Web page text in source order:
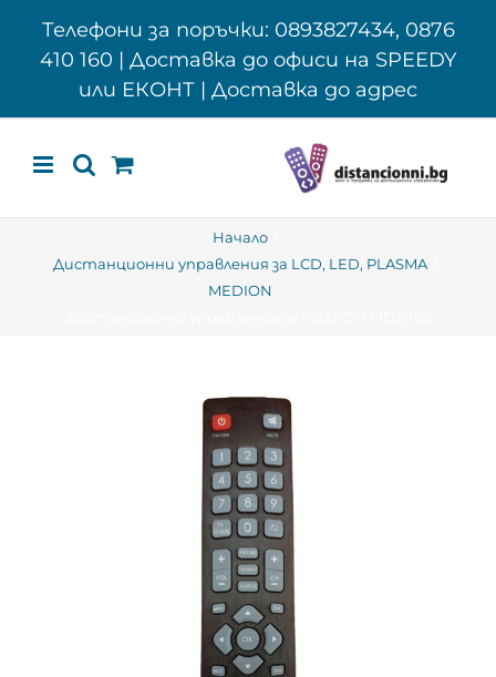
Телефони за поръчки: 0893827434, 0876
410 160 | Доставка до офиси на SPEEDY
или ЕКОНТ | Доставка до адрес
Начало
Дистанционни управления за LCD, LED, PLASMA
MEDION